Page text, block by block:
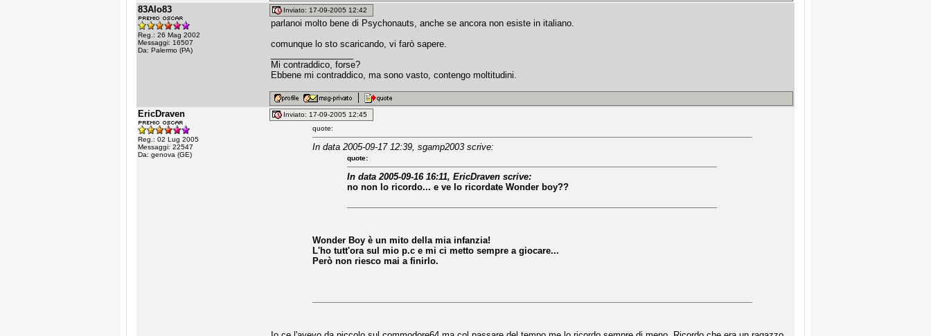
83Alo83
Reg.: 26 Mag 2002
Messaggi: 16507
Da: Palermo (PA)
Inviato: 17-09-2005 12:42
parlanoi molto bene di Psychonauts, anche se ancora non esiste in italiano.
comunque lo sto scaricando, vi farò sapere.
Mi contraddico, forse?
Ebbene mi contraddico, ma sono vasto, contengo moltitudini.
EricDraven
Reg.: 02 Lug 2005
Messaggi: 22547
Da: genova (GE)
Inviato: 17-09-2005 12:45
quote:
In data 2005-09-17 12:39, sgamp2003 scrive:
quote:
In data 2005-09-16 16:11, EricDraven scrive:
no non lo ricordo... e ve lo ricordate Wonder boy??
Wonder Boy è un mito della mia infanzia!
L'ho tutt'ora sul mio p.c e mi ci metto sempre a giocare...
Però non riesco mai a finirlo.